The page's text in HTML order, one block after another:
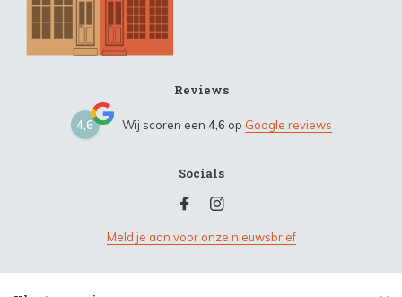
Reviews
4,6 Wij scoren een 4,6 op Google reviews
Socials
Meld je aan voor onze nieuwsbrief